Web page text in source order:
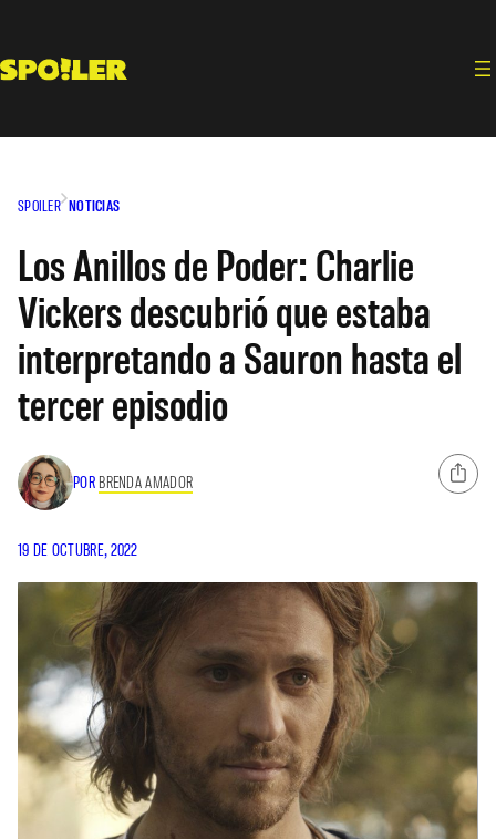
contenido
SPOILER NOTICIAS
Los Anillos de Poder: Charlie
Vickers descubrió que estaba
interpretando a Sauron hasta el
tercer episodio
POR BRENDA AMADOR
19 DE OCTUBRE, 2022